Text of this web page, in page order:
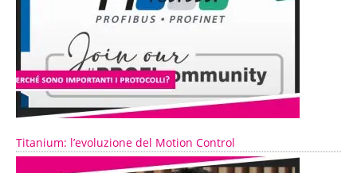
Titanium: l’evoluzione del Motion Control